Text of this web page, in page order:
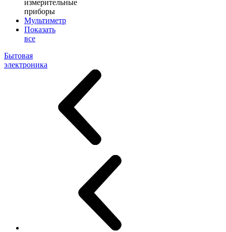
измерительные
приборы
Мультиметр
Показать
все
Бытовая
электроника